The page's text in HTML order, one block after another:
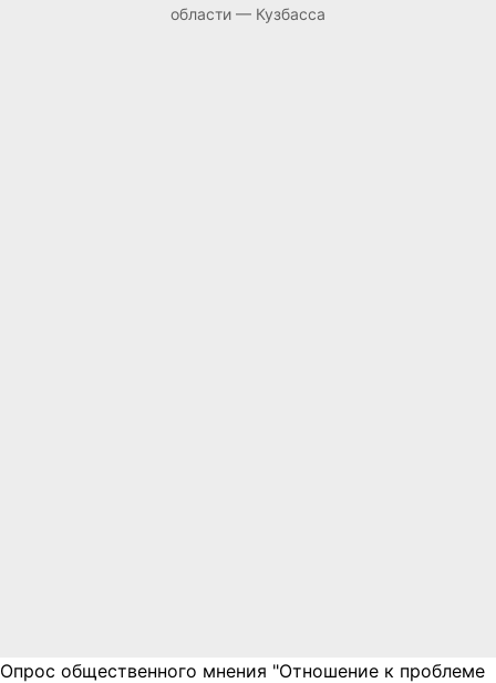
области — Кузбасса
Опрос общественного мнения "Отношение к проблеме